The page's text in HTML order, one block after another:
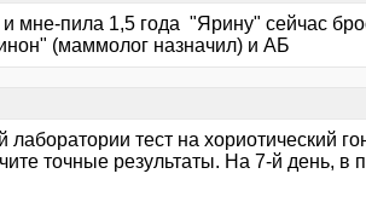
мне-пила 1,5 года "Ярину" сейчас
(маммолог назначил) и АБ
лаборатории тест на хориотический
точные результаты. На 7-й день,